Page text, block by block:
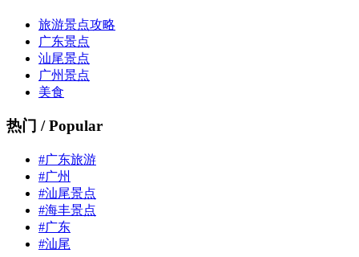
旅游景点攻略
广东景点
汕尾景点
广州景点
美食
热门 / Popular
#广东旅游
#广州
#汕尾景点
#海丰景点
#广东
#汕尾